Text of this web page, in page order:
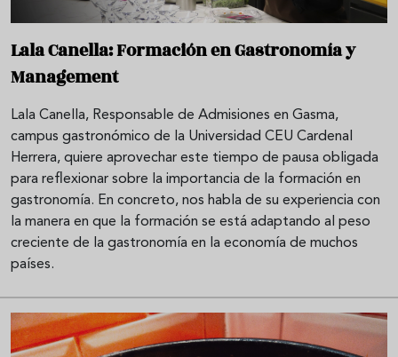
Lala Canella: Formación en Gastronomía y
Management
Lala Canella, Responsable de Admisiones en Gasma,
campus gastronómico de la Universidad CEU Cardenal
Herrera, quiere aprovechar este tiempo de pausa obligada
para reflexionar sobre la importancia de la formación en
gastronomía. En concreto, nos habla de su experiencia con
la manera en que la formación se está adaptando al peso
creciente de la gastronomía en la economía de muchos
países.